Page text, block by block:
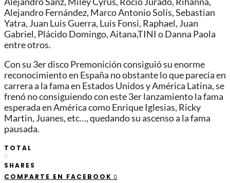
Alejandro Fernández, Marco Antonio Solís, Sebastian
Yatra, Juan Luis Guerra, Luis Fonsi, Raphael, Juan
Gabriel, Plácido Domingo, Aitana,TINI o Danna Paola
entre otros.
Con su 3er disco Premonición consiguió su enorme
reconocimiento en España no obstante lo que parecía en
carrera a la fama en Estados Unidos y América Latina, se
frenó no consiguiendo con este 3er lanzamiento la fama
esperada en América como Enrique Iglesias, Ricky
Martin, Juanes, etc…, quedando su ascenso a la fama
pausada.
TOTAL
0
SHARES
COMPARTE EN FACEBOOK 0